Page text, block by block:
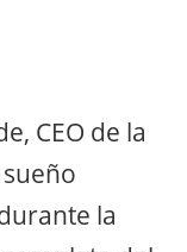
CEO de la
la